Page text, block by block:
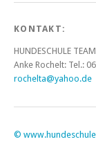
KONTAKT:
HUNDESCHULE
Anke Rochelt: Tel.:
rochelta@yahoo.de
©